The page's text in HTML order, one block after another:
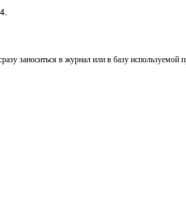
заноситься в журнал или в базу